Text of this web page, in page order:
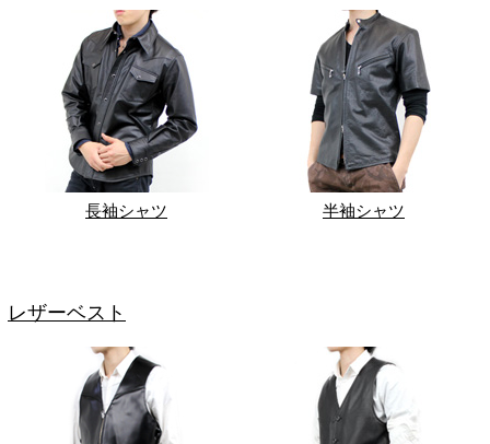
長袖シャツ 半袖シャツ
レザーベスト